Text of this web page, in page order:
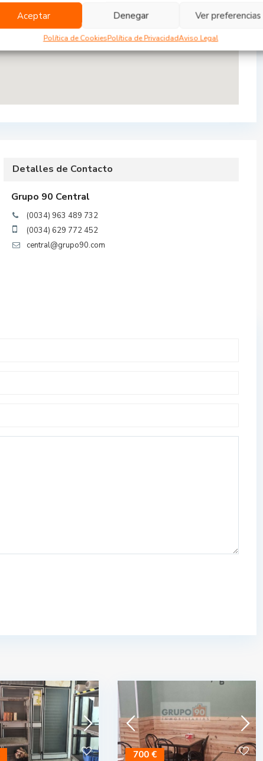
Aceptar Denegar Ver preferencias
Política de CookiesPolítica de PrivacidadAviso Legal
Detalles de Contacto
Grupo 90 Central
(0034) 963 489 732
(0034) 629 772 452
central@grupo90.com
700 €